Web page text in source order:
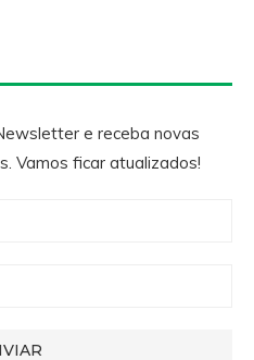
e receba novas
Vamos ficar atualizados!